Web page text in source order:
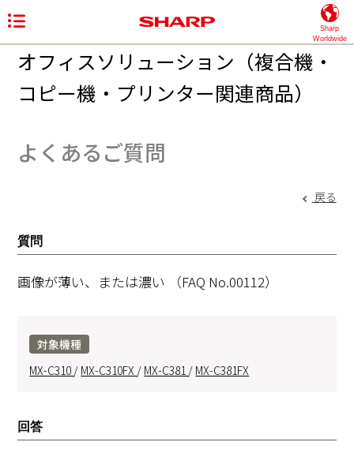
Sharp
Worldwide
オフィスソリューション（複合機・
コピー機・プリンター関連商品）
よくあるご質問
戻る
質問
画像が薄い、または濃い （FAQ No.00112）
対象機種
MX-C310 / MX-C310FX / MX-C381 / MX-C381FX
回答